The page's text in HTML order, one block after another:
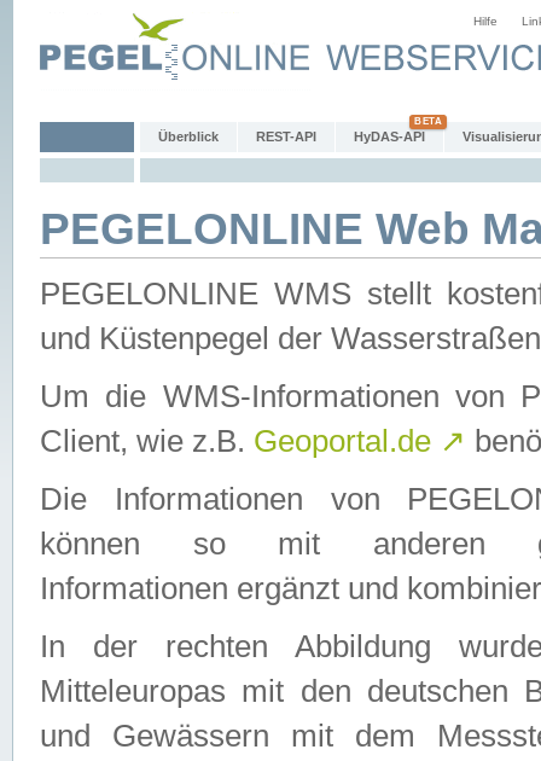
Hilfe
Überblick REST-API HyDAS-API
PEGELONLINE Web
PEGELONLINE WMS stellt
und Küstenpegel der
Um die WMS-Informationen von
Client, wie z.B. Geoportal.de ↗
Die Informationen von
können so mit anderen
Informationen ergänzt und
In der rechten Abbildung
Mitteleuropas mit den deutschen
und Gewässern mit dem